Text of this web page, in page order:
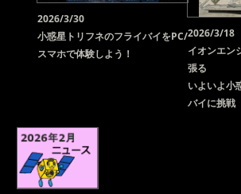
2026/3/30
小惑星トリフネのフライバイをPC/
スマホで体験しよう！
2026/3/18
イオンエン
張る
いよいよ小
バイに挑戦